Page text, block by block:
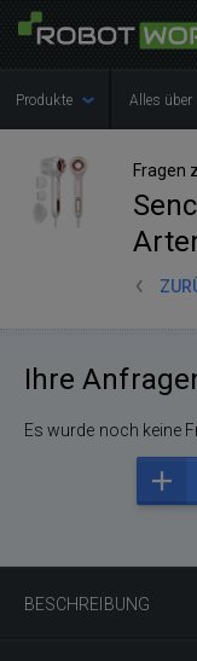
Produkte Alles über
Fragen
BESCHREIBUNG
Ihre
Es wurde noch keine